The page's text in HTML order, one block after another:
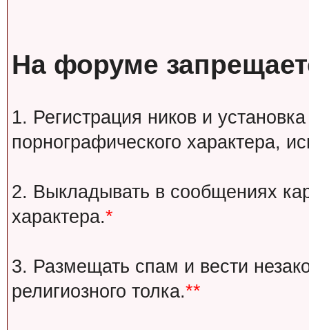
На форуме
1. Регистрация ников и
порнографического характера,
2. Выкладывать в сообщениях
характера.*
3. Размещать спам и вести
религиозного толка.**